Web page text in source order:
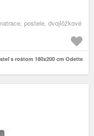
postele, dvojlôžkové
s roštom 180x200 cm Odette